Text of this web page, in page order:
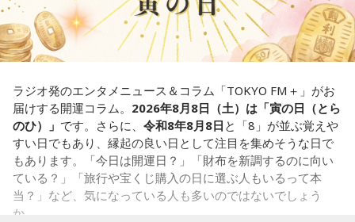
自分の体力、コンディション。「元気」の「気」は中がお米
（氣）だから、しっかり食べて、元気をつけていってくださ
い。それも、仕事のうちです。
パートナーの奥迫協子、パーソナリティの江原啓之
●江原啓之 今夜の格言
「フィジカルはスピリチュアルの基本です」
1．こぼれてしまわないか……我慢しすぎ度90％
限界が気になったあなた。本音をギリギリまで溜め込んでい
ませんか。「嫌われるかも」という不安から、言葉を飲み込
み続けてきたのでは。でも、あなたが少し本音を見せても、
大切な人は離れていきません。小さな「イヤ」から、言葉に
してみましょう。
2．こんなに必要なのか……我慢しすぎ度45％
水の価値を気にしたあなた。裏を返せば、自分の意見に「言
うほどの価値があるのかな」と、自信を持てずにいるのかも
しれません。しかし、あなたの考えには、ちゃんと意味があ
ります。肩の力を抜いて、まずは思ったことを口にする練習
ラジオ発のエンタメニュース＆コラム「TOKYO FM＋」がお
届けする開運コラム。 2026年8月8日（土）は「寅の日（とら
のひ）」 です。さらに、 令和8年8月8日 と「8」が並ぶ覚えや
すい日でもあり、縁起の良い日として注目を集めそうな日で
もあります。「今日は開運日？」「財布を新調するのに向い
ている？」「旅行や宝くじ購入の日に選ぶ人もいるって本
当？」など、気になっている人も多いのではないでしょう
か。